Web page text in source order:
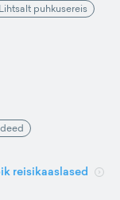
Lihtsalt puhkusereis
reisikaaslased